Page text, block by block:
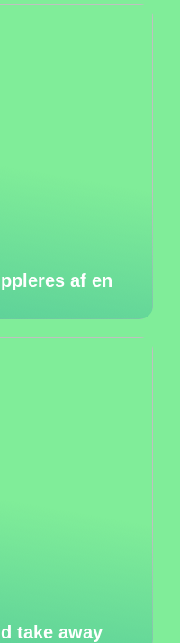
af en
take away